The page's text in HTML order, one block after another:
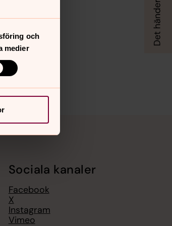
och
medier
Sociala kanaler
Facebook
X
Instagram
Vimeo